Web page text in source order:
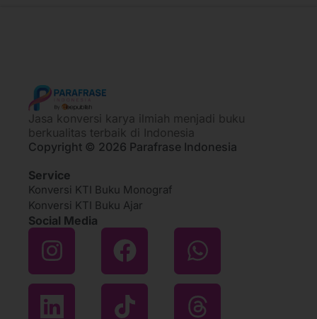
Jasa konversi karya ilmiah menjadi buku
berkualitas terbaik di Indonesia
Copyright © 2026 Parafrase Indonesia
Service
Konversi KTI Buku Monograf
Konversi KTI Buku Ajar
Social Media